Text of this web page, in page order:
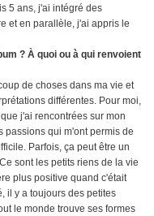
5 ans, j'ai intégré des
et en parallèle, j'ai appris le
? À quoi ou à qui renvoient
de choses dans ma vie et
différentes. Pour moi,
j'ai rencontrées sur mon
passions qui m'ont permis de
Parfois, ça peut être un
sont les petits riens de la vie
plus positive quand c'était
il y a toujours des petites
le monde trouve ses formes